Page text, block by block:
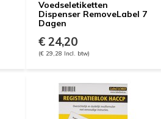
Voedseletiketten
Dispenser RemoveLabel 7
Dagen
€ 24,20
(€ 29,28 Incl. btw)